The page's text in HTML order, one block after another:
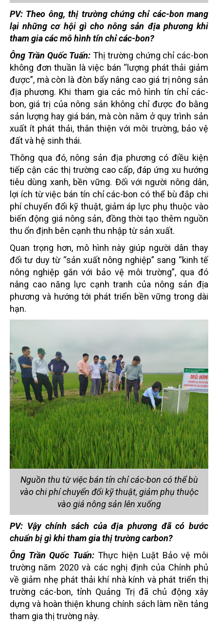
PV: Theo ông, thị trường chứng chỉ các-bon mang
lại những cơ hội gì cho nông sản địa phương khi
tham gia các mô hình tín chỉ các-bon?
Ông Trần Quốc Tuấn: Thị trường chứng chỉ các-bon
không đơn thuần là việc bán “lượng phát thải giảm
được”, mà còn là đòn bẩy nâng cao giá trị nông sản
địa phương. Khi tham gia các mô hình tín chỉ các-
bon, giá trị của nông sản không chỉ được đo bằng
sản lượng hay giá bán, mà còn nằm ở quy trình sản
xuất ít phát thải, thân thiện với môi trường, bảo vệ
đất và hệ sinh thái.
Thông qua đó, nông sản địa phương có điều kiện
tiếp cận các thị trường cao cấp, đáp ứng xu hướng
tiêu dùng xanh, bền vững. Đối với người nông dân,
lợi ích từ việc bán tín chỉ các-bon có thể bù đắp chi
phí chuyển đổi kỹ thuật, giảm áp lực phụ thuộc vào
biến động giá nông sản, đồng thời tạo thêm nguồn
thu ổn định bên cạnh thu nhập từ sản xuất.
Quan trọng hơn, mô hình này giúp người dân thay
đổi tư duy từ “sản xuất nông nghiệp” sang “kinh tế
nông nghiệp gắn với bảo vệ môi trường”, qua đó
nâng cao năng lực cạnh tranh của nông sản địa
phương và hướng tới phát triển bền vững trong dài
hạn.
Nguồn thu từ việc bán tín chỉ các-bon có thể bù
vào chi phí chuyển đổi kỹ thuật, giảm phụ thuộc
vào giá nông sản lên xuống
PV: Vậy chính sách của địa phương đã có bước
chuẩn bị gì khi tham gia thị trường carbon?
Ông Trần Quốc Tuấn: Thực hiện Luật Bảo vệ môi
trường năm 2020 và các nghị định của Chính phủ
về giảm nhẹ phát thải khí nhà kính và phát triển thị
trường các-bon, tỉnh Quảng Trị đã chủ động xây
dựng và hoàn thiện khung chính sách làm nền tảng
tham gia thị trường này.